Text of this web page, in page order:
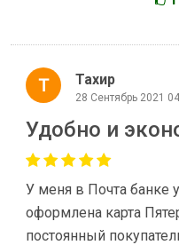
Тахир
28 Сентябрь 2021
Удобно и
У меня в Почта банке
оформлена карта
постоянный